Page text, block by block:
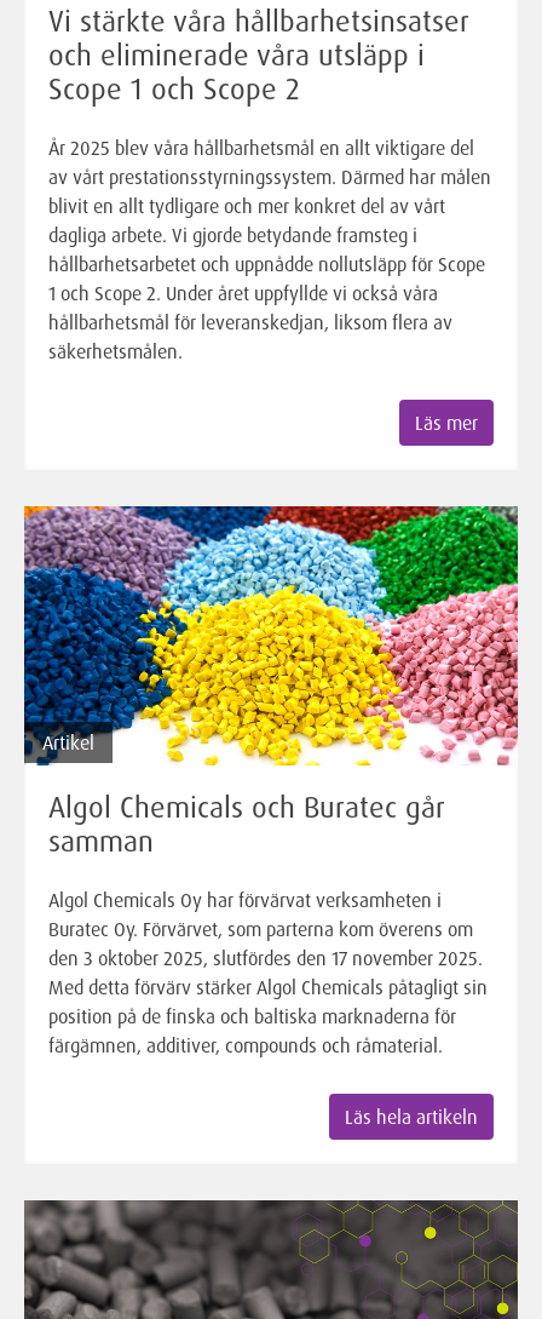
Vi stärkte våra hållbarhetsinsatser
och eliminerade våra utsläpp i
Scope 1 och Scope 2
År 2025 blev våra hållbarhetsmål en allt viktigare del
av vårt prestationsstyrningssystem. Därmed har målen
blivit en allt tydligare och mer konkret del av vårt
dagliga arbete. Vi gjorde betydande framsteg i
hållbarhetsarbetet och uppnådde nollutsläpp för Scope
1 och Scope 2. Under året uppfyllde vi också våra
hållbarhetsmål för leveranskedjan, liksom flera av
säkerhetsmålen.
Läs mer
Artikel
Algol Chemicals och Buratec går
samman
Algol Chemicals Oy har förvärvat verksamheten i
Buratec Oy. Förvärvet, som parterna kom överens om
den 3 oktober 2025, slutfördes den 17 november 2025.
Med detta förvärv stärker Algol Chemicals påtagligt sin
position på de finska och baltiska marknaderna för
färgämnen, additiver, compounds och råmaterial.
Läs hela artikeln